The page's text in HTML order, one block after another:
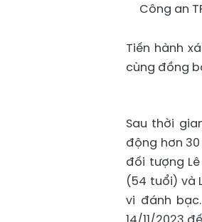
Công an
Tiến hành
cùng đồng
Sau thời
động hơn
đối tượng
(54 tuổi) và
vi đánh